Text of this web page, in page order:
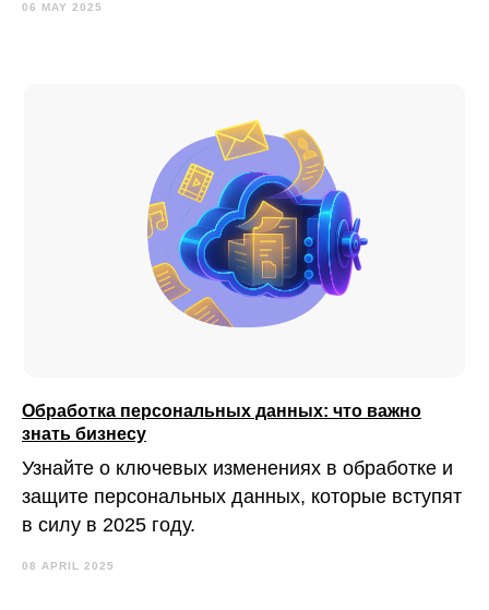
06 MAY 2025
Обработка персональных данных: что важно
знать бизнесу
Узнайте о ключевых изменениях в обработке и
защите персональных данных, которые вступят
в силу в 2025 году.
08 APRIL 2025